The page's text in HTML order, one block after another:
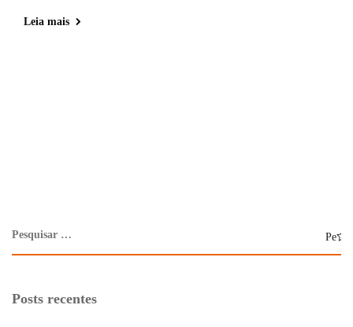
Leia mais
Posts recentes